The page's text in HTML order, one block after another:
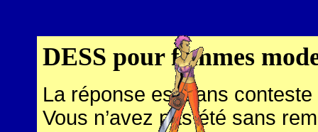
DESS pour femmes
La réponse est sans conteste
Vous n’avez pas été sans